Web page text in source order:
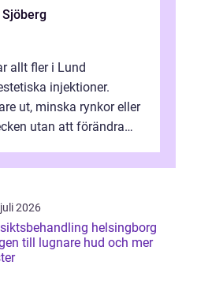
Sjöberg
allt fler i Lund
injektioner.
ut, minska rynkor eller
utan att förändra
2026
helsingborg
till lugnare hud och mer